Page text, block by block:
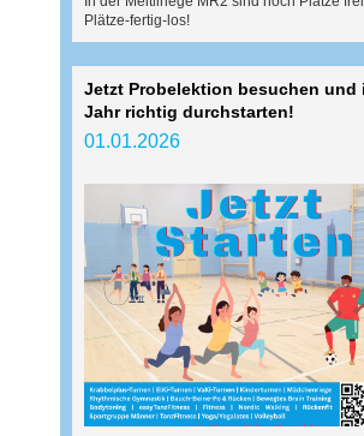
Plätze-fertig-los!
Jetzt Probelektion besuchen und
Jahr richtig durchstarten!
01.01.2026